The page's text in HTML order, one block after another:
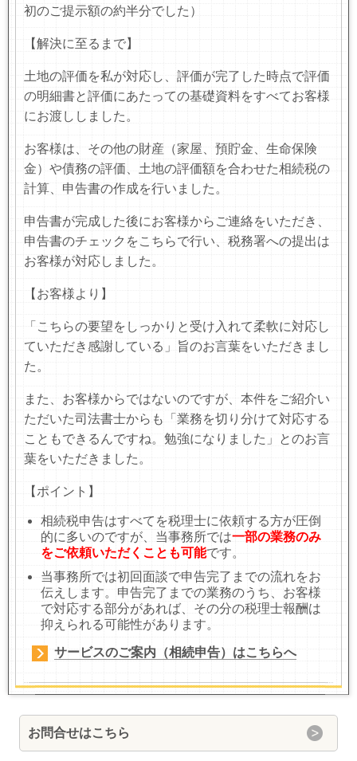
初のご提示額の約半分でした）
【解決に至るまで】
土地の評価を私が対応し、評価が完了した時点で評価
の明細書と評価にあたっての基礎資料をすべてお客様
にお渡ししました。
お客様は、その他の財産（家屋、預貯金、生命保険
金）や債務の評価、土地の評価額を合わせた相続税の
計算、申告書の作成を行いました。
申告書が完成した後にお客様からご連絡をいただき、
申告書のチェックをこちらで行い、税務署への提出は
お客様が対応しました。
【お客様より】
「こちらの要望をしっかりと受け入れて柔軟に対応し
ていただき感謝している」旨のお言葉をいただきまし
た。
また、お客様からではないのですが、本件をご紹介い
ただいた司法書士からも「業務を切り分けて対応する
こともできるんですね。勉強になりました」とのお言
葉をいただきました。
【ポイント】
相続税申告はすべてを税理士に依頼する方が圧倒
的に多いのですが、当事務所では一部の業務のみ
をご依頼いただくことも可能です。
当事務所では初回面談で申告完了までの流れをお
伝えします。申告完了までの業務のうち、お客様
で対応する部分があれば、その分の税理士報酬は
抑えられる可能性があります。
サービスのご案内（相続申告）はこちらへ
お問合せはこちら